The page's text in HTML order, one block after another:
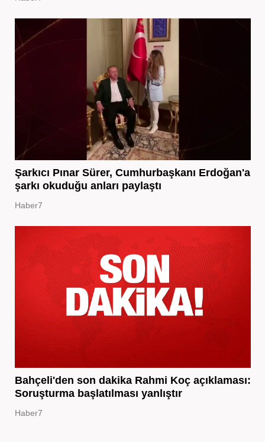
Şarkıcı Pınar Sürer, Cumhurbaşkanı Erdoğan'a
şarkı okuduğu anları paylaştı
Haber7
Bahçeli'den son dakika Rahmi Koç açıklaması:
Soruşturma başlatılması yanlıştır
Haber7